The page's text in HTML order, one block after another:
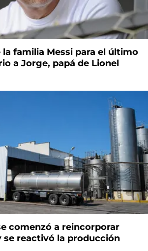
la familia Messi para el último
a Jorge, papá de Lionel
comenzó a reincorporar
se reactivó la producción